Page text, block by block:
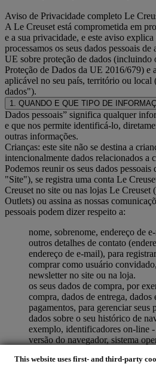
This website uses first- and third-party
Aviso de Privacidade completo Le
A Le Creuset está comprometida em
e a sua privacidade, e este aviso
processamos os seus dados pessoais
UE sobre proteção de dados (incluindo
Proteção de Dados da UE 2016/679) e
aplicável no seu país, território ou local
dados").
1. QUANDO E QUE TIPO DE
Dados pessoais” significa qualquer
e que nos permite identificá-lo,
outras informações.
Crianças: este site não se destina a
intencionalmente dados relacionados a
Podemos reunir os seus dados
"Site"), se registra uma conta Le
Creuset no site ou nas lojas Le Creuset
Outlets) ou assina as nossas
pessoais podem dizer respeito a:
nome, sobrenome, endereço de
outros detalhes de contato
endereço de e-mail), para
comprar como usuário
newsletter no site ou na loja.
os seus dados de compra, por
compra, dados de entrega, dados
pagamentos, para gerenciar seus
dados sobre o seu histórico de
exemplo, identificadores on-line -
versão do navegador, sistema
suas visitas ao site (se você é um